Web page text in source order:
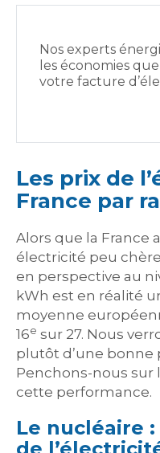
Nos experts
les économies
votre facture
Les prix de
France par
Alors que la France
électricité peu
en perspective au
kWh est en réalité
moyenne
16e sur 27. Nous
plutôt d’une bonne
Penchons-nous sur
cette performance.
Le nucléaire